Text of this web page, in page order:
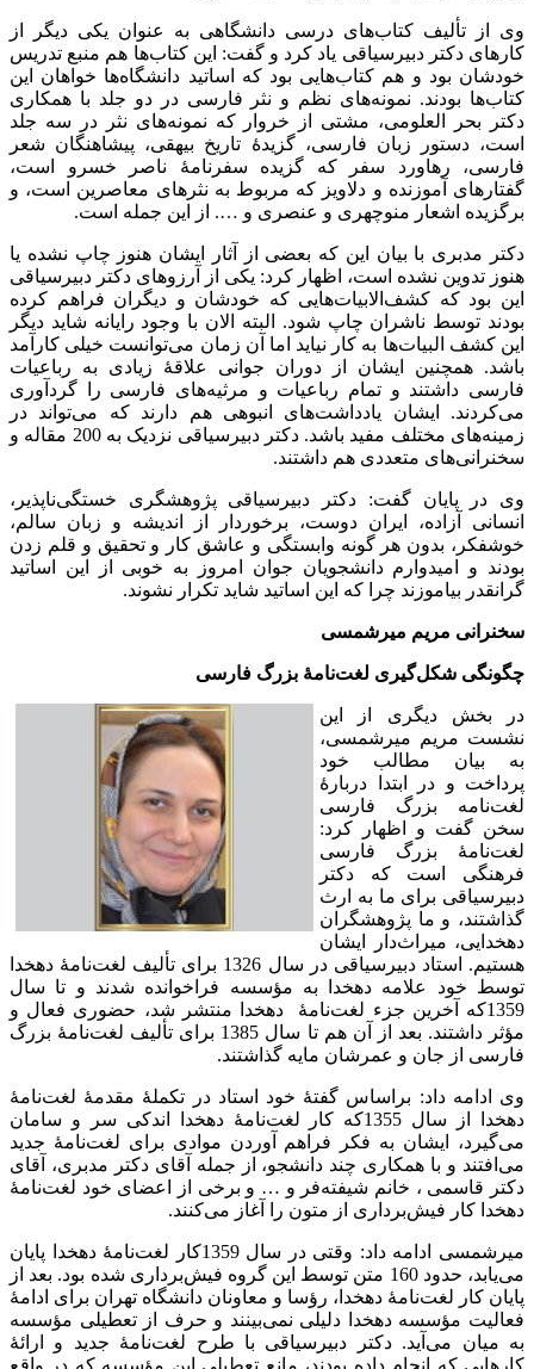
وی از تألیف کتاب‌های درسی دانشگاهی به عنوان یکی دیگر از
کارهای دکتر دبیرسیاقی یاد کرد و گفت: این کتاب‌ها هم منبع تدریس
خودشان بود و هم کتاب‌هایی بود که اساتید دانشگاه‌ها خواهان این
کتاب‌ها بودند. نمونه‌های نظم و نثر فارسی در دو جلد با همکاری
دکتر بحر العلومی، مشتی از خروار که نمونه‌های نثر در سه جلد
است، دستور زبان فارسی، گزیدۀ تاریخ بیهقی، پیشاهنگان شعر
فارسی، رهاورد سفر که گزیده سفرنامۀ ناصر خسرو است،
گفتارهای آموزنده و دلاویز که مربوط به نثرهای معاصرین است، و
برگزیده اشعار منوچهری و عنصری و …. از این جمله است.
دکتر مدبری با بیان این که بعضی از آثار ایشان هنوز چاپ نشده یا
هنوز تدوین نشده است، اظهار کرد: یکی از آرزوهای دکتر دبیرسیاقی
این بود که کشف‌الابیات‌هایی که خودشان و دیگران فراهم کرده
بودند توسط ناشران چاپ شود. البته الان با وجود رایانه شاید دیگر
این کشف البیات‌ها به کار نیاید اما آن زمان می‌توانست خیلی کارآمد
باشد. همچنین ایشان از دوران جوانی علاقۀ زیادی به رباعیات
فارسی داشتند و تمام رباعیات و مرثیه‌های فارسی را گردآوری
می‌کردند. ایشان یادداشت‌های انبوهی هم دارند که می‌تواند در
زمینه‌های مختلف مفید باشد. دکتر دبیرسیاقی نزدیک به 200 مقاله و
سخنرانی‌های متعددی هم داشتند.
وی در پایان گفت: دکتر دبیرسیاقی پژوهشگری خستگی‌ناپذیر،
انسانی آزاده، ایران دوست، برخوردار از اندیشه و زبان سالم،
خوشفکر، بدون هر گونه وابستگی و عاشق کار و تحقیق و قلم زدن
بودند و امیدوارم دانشجویان جوان امروز به خوبی از این اساتید
گرانقدر بیاموزند چرا که این اساتید شاید تکرار نشوند.
سخنرانی مریم میرشمسی
چگونگی شکل‌گیری لغت‌نامۀ بزرگ فارسی
در بخش دیگری از این
نشست مریم میرشمسی،
به بیان مطالب خود
پرداخت و در ابتدا دربارۀ
لغت‌نامه بزرگ فارسی
سخن گفت و اظهار کرد:
لغت‌نامۀ بزرگ فارسی
فرهنگی است که دکتر
دبیرسیاقی برای ما به ارث
گذاشتند، و ما پژوهشگران
دهخدایی، میراث‌دار ایشان
هستیم. استاد دبیرسیاقی در سال 1326 برای تألیف لغت‌نامۀ دهخدا
توسط خود علامه دهخدا به مؤسسه فراخوانده شدند و تا سال
1359که آخرین جزء لغت‌نامۀ دهخدا منتشر شد، حضوری فعال و
مؤثر داشتند. بعد از آن هم تا سال 1385 برای تألیف لغت‌نامۀ بزرگ
فارسی از جان و عمرشان مایه گذاشتند.
وی ادامه داد: براساس گفتۀ خود استاد در تکملۀ مقدمۀ لغت‌نامۀ
دهخدا از سال 1355که کار لغت‌نامۀ دهخدا اندکی سر و سامان
می‌گیرد، ایشان به فکر فراهم آوردن موادی برای لغت‌نامۀ جدید
می‌افتند و با همکاری چند دانشجو، از جمله آقای دکتر مدبری، آقای
دکتر قاسمی ، خانم شیفته‌فر و … و برخی از اعضای خود لغت‌نامۀ
دهخدا کار فیش‌برداری از متون را آغاز می‌کنند.
میرشمسی ادامه داد: وقتی در سال 1359کار لغت‌نامۀ دهخدا پایان
می‌یابد، حدود 160 متن توسط این گروه فیش‌برداری شده بود. بعد از
پایان کار لغت‌نامۀ دهخدا، رؤسا و معاونان دانشگاه تهران برای ادامۀ
فعالیت مؤسسه دهخدا دلیلی نمی‌بینند و حرف از تعطیلی مؤسسه
به میان می‌آید. دکتر دبیرسیاقی با طرح لغت‌نامۀ جدید و ارائۀ
کارهایی که انجام داده بودند، مانع تعطیلی این مؤسسه که در واقع